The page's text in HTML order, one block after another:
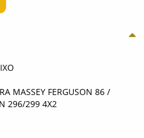
MASSEY FERGUSON 86 /
296/299 4X2